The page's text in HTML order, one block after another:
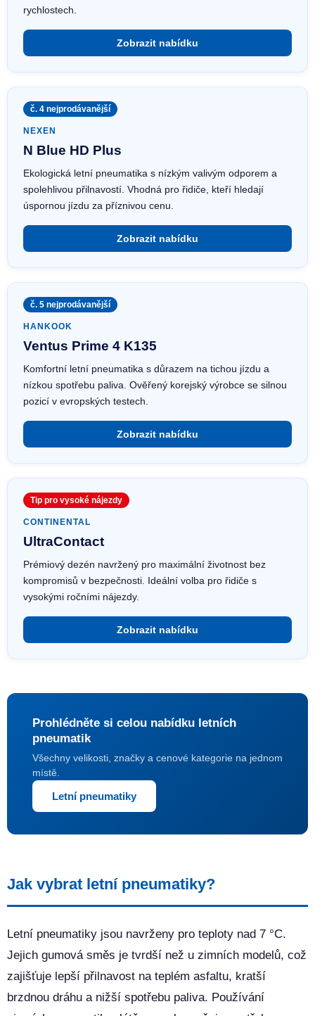
rychlostech.
Zobrazit nabídku
č. 4 nejprodávanější
NEXEN
N Blue HD Plus
Ekologická letní pneumatika s nízkým valivým odporem a
spolehlivou přilnavostí. Vhodná pro řidiče, kteří hledají
úspornou jízdu za příznivou cenu.
Zobrazit nabídku
č. 5 nejprodávanější
HANKOOK
Ventus Prime 4 K135
Komfortní letní pneumatika s důrazem na tichou jízdu a
nízkou spotřebu paliva. Ověřený korejský výrobce se silnou
pozicí v evropských testech.
Zobrazit nabídku
Tip pro vysoké nájezdy
CONTINENTAL
UltraContact
Prémiový dezén navržený pro maximální životnost bez
kompromisů v bezpečnosti. Ideální volba pro řidiče s
vysokými ročními nájezdy.
Zobrazit nabídku
Prohlédněte si celou nabídku letních
pneumatik
Všechny velikosti, značky a cenové kategorie na jednom
místě.
Letní pneumatiky
Jak vybrat letní pneumatiky?
Letní pneumatiky jsou navrženy pro teploty nad 7 °C.
Jejich gumová směs je tvrdší než u zimních modelů, což
zajišťuje lepší přilnavost na teplém asfaltu, kratší
brzdnou dráhu a nižší spotřebu paliva. Používání